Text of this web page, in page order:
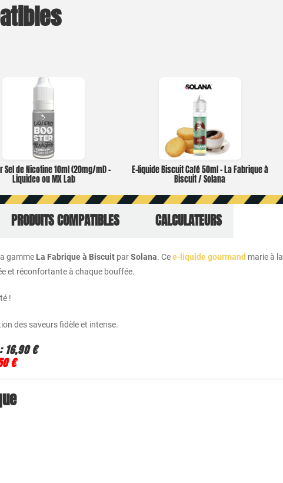
Sel de Nicotine 10ml (20mg/ml) –
Liquideo ou MX Lab
E-liquide Biscuit Café 50ml – La Fabrique à
Biscuit / Solana
PRODUITS COMPATIBLES CALCULATEURS
gamme La Fabrique à Biscuit parSolana. Cee-liquide gourmand marie à la
et réconfortante à chaque bouffée.
!
des saveurs fidèle et intense.
16,90 €
€